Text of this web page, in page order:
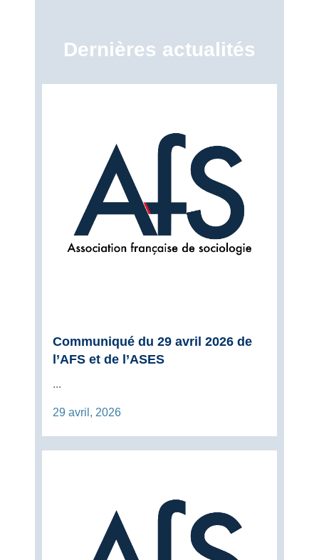
Dernières actualités
Communiqué du 29 avril 2026 de
l’AFS et de l’ASES
...
29 avril, 2026